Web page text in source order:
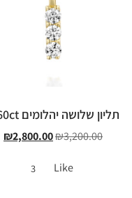
תליון שלושה יהלומים 0.60ct
₪3,200.00
₪2,800.00
Like
3